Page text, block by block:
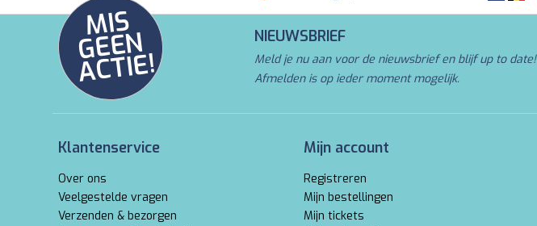
MI
S
G
E
E
N
A
C
TI
E!
NIEUWSBRIEF
Meld je nu aan voor de nieuwsbrief en blijf up to date!
Afmelden is op ieder moment mogelijk.
Klantenservice
Over ons
Veelgestelde vragen
Verzenden & bezorgen
Mijn account
Registreren
Mijn bestellingen
Mijn tickets